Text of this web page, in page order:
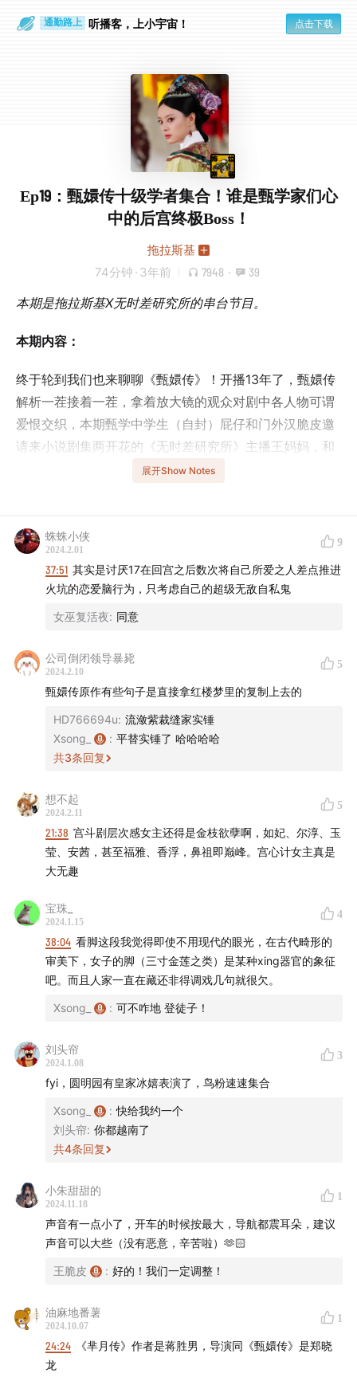
通勤路上 听播客，上小宇宙！ 点击下载
Ep19：甄嬛传十级学者集合！谁是甄学家们心
中的后宫终极Boss！
拖拉斯基
74分钟 · 3年前 7948 · 39
本期是拖拉斯基X无时差研究所的串台节目。
本期内容：
终于轮到我们也来聊聊《甄嬛传》！开播13年了，甄嬛传
解析一茬接着一茬，拿着放大镜的观众对剧中各人物可谓
爱恨交织，本期甄学中学生（自封）屁仔和门外汉脆皮邀
请来小说剧集两开花的《无时差研究所》主播王妈妈，和
我们一起为剧中人物纷纷“平反”，解析谁才是我们心中的
本期时点：
主播“甄学”段位简介：这年头了居然还有人没看过
《甄嬛传》
13:08 我们为什么爱看《甄嬛传》？
滴血验亲FAQ：原书情节还原、评述温实初老师
51:50 解析《甄嬛传》解析：胧月很有心机？
欣贵人、淳儿和眉姐姐教你职场道理
一格电端妃，凭什么成为宫中的情报大师和操盘手
四蛋的故事：原生家庭塑造深沉心机
本期嘉宾：
无时差研究所·王妈妈：
本期插曲：
姚贝娜 - 《红颜劫》
节目简介：
想把生活微微幽她一默，想对世界浅浅表她一达。拖拉斯
基——吃喝玩乐，吹拉弹唱，小情小爱，曲苑杂坛。没有
点更新（呃）
主播：脆皮&屁仔——平凡女人｜单口喜剧爱好者｜常年
处于失业失婚与失速的生活轨道
展开Show Notes
蛛蛛小侠
2024.2.01
9
37:51 其实是讨厌17在回宫之后数次将自己所爱之人差点推进
火坑的恋爱脑行为，只考虑自己的超级无敌自私鬼
女巫复活夜: 同意
公司倒闭领导暴毙
2024.2.10
5
甄嬛传原作有些句子是直接拿红楼梦里的复制上去的
HD766694u: 流潋紫裁缝家实锤
Xsong_
: 平替实锤了 哈哈哈哈
共3条回复
想不起
2024.2.11
5
21:38 宫斗剧层次感女主还得是金枝欲孽啊，如妃、尔淳、玉
莹、安茜，甚至福雅、香浮，鼻祖即巅峰。宫心计女主真是
大无趣
宝珠_
2024.1.15
4
38:04 看脚这段我觉得即使不用现代的眼光，在古代畸形的
审美下，女子的脚（三寸金莲之类）是某种xing器官的象征
吧。而且人家一直在藏还非得调戏几句就很欠。
Xsong_ : 可不咋地 登徒子！
刘头帘
2024.1.08
3
fyi，圆明园有皇家冰嬉表演了，鸟粉速速集合
Xsong_ : 快给我约一个
刘头帘: 你都越南了
共4条回复
小朱甜甜的
2024.11.18
1
声音有一点小了，开车的时候按最大，导航都震耳朵，建议
声音可以大些（没有恶意，辛苦啦）🫶🏻
王脆皮 : 好的！我们一定调整！
油麻地番薯
2024.10.07
1
24:24
龙